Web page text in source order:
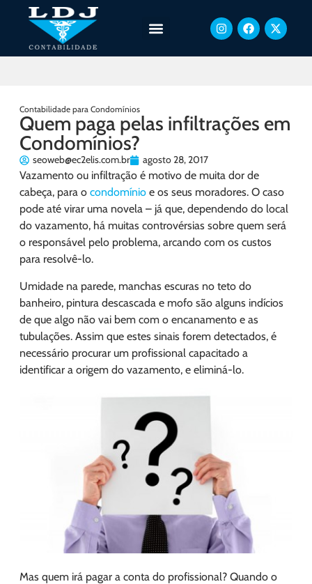
Contabilidade para Condomínios
Quem paga pelas infiltrações em
Condomínios?
seoweb@ec2elis.com.br agosto 28, 2017
Vazamento ou infiltração é motivo de muita dor de
cabeça, para o condomínio e os seus moradores. O caso
pode até virar uma novela – já que, dependendo do local
do vazamento, há muitas controvérsias sobre quem será
o responsável pelo problema, arcando com os custos
para resolvê-lo.
Umidade na parede, manchas escuras no teto do
banheiro, pintura descascada e mofo são alguns indícios
de que algo não vai bem com o encanamento e as
tubulações. Assim que estes sinais forem detectados, é
necessário procurar um profissional capacitado a
identificar a origem do vazamento, e eliminá-lo.
Mas quem irá pagar a conta do profissional? Quando o